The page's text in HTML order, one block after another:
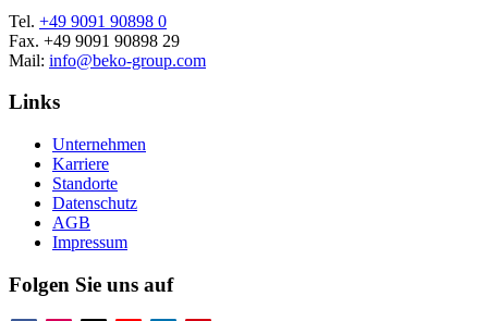
Tel. +49 9091 90898 0
Fax. +49 9091 90898 29
Mail: info@beko-group.com
Links
Unternehmen
Karriere
Standorte
Datenschutz
AGB
Impressum
Folgen Sie uns auf